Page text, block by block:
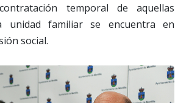
temporal de aquellas
unidad familiar se encuentra en
social.